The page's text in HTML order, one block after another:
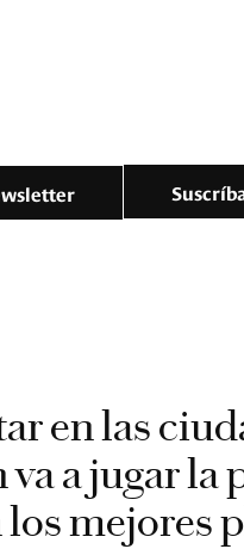
en las
va a jugar la
los mejores